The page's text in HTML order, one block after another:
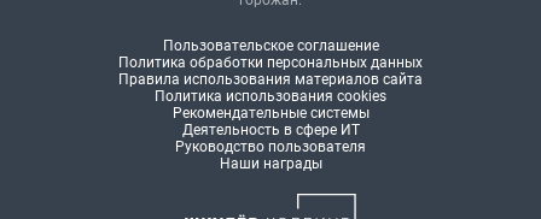
Пользовательское соглашение
Политика обработки персональных данных
Правила использования материалов сайта
Политика использования cookies
Рекомендательные системы
Деятельность в сфере ИТ
Руководство пользователя
Наши награды